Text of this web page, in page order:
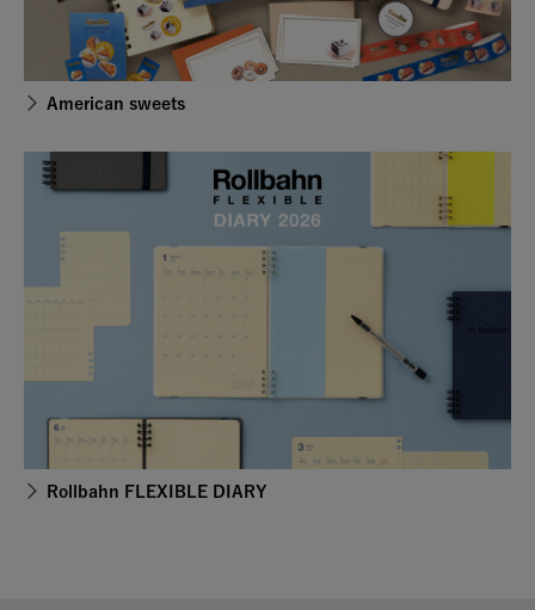
American sweets
Rollbahn FLEXIBLE DIARY